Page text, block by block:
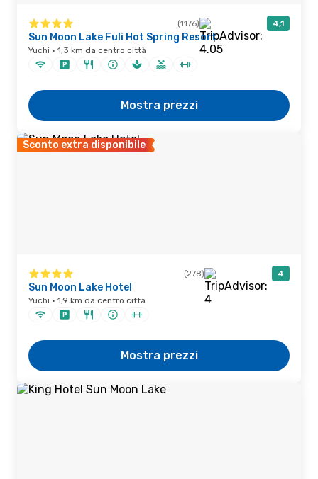
(1176) 4,1
Sun Moon Lake Fuli Hot Spring Resort
Yuchi · 1,3 km da centro città
Mostra prezzi
Sconto extra disponibile
(278) 4
Sun Moon Lake Hotel
Yuchi · 1,9 km da centro città
Mostra prezzi